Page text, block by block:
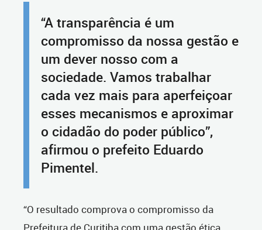
“A transparência é um
compromisso da nossa gestão e
um dever nosso com a
sociedade. Vamos trabalhar
cada vez mais para aperfeiçoar
esses mecanismos e aproximar
o cidadão do poder público”,
afirmou o prefeito Eduardo
Pimentel.
“O resultado comprova o compromisso da